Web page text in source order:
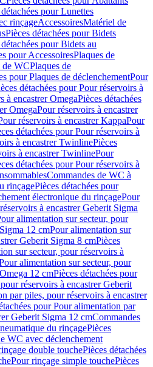
pour Lunettes
rinçageAccessoiresMatériel de
Pièces détachées pour Bidets
pour Bidets au
pour AccessoiresPlaques de
de WCPlaques de
pour Plaques de déclenchementPour
détachées pour Pour réservoirs à
à encastrer OmegaPièces détachées
OmegaPour réservoirs à encastrer
réservoirs à encastrer KappaPour
détachées pour Pour réservoirs à
à encastrer TwinlinePièces
à encastrer TwinlinePour
détachées pour Pour réservoirs à
Commandes de WC à
rinçagePièces détachées pour
électronique du rinçagePour
à encastrer Geberit Sigma
alimentation sur secteur, pour
12 cmPour alimentation sur
Geberit Sigma 8 cmPièces
sur secteur, pour réservoirs à
alimentation sur secteur, pour
12 cmPièces détachées pour
réservoirs à encastrer Geberit
par piles, pour réservoirs à encastrer
pour Pour alimentation par
Geberit Sigma 12 cmCommandes
du rinçagePièces
WC avec déclenchement
double touchePièces détachées
Pour rinçage simple touchePièces